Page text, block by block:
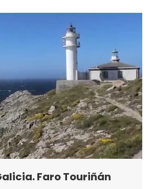
Faro Touriñán